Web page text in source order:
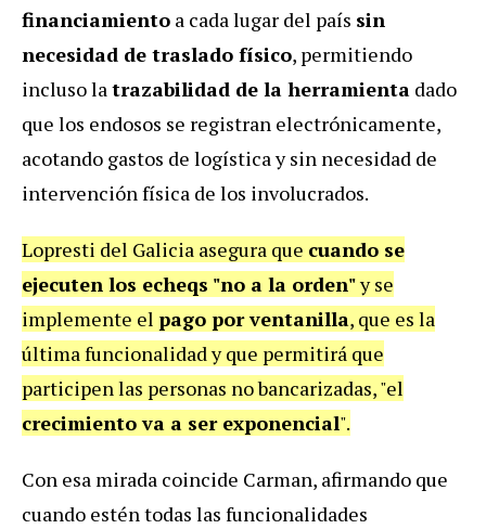
financiamiento a cada lugar del país sin
necesidad de traslado físico, permitiendo
incluso latrazabilidad de la herramienta dado
que los endosos se registran electrónicamente,
acotando gastos de logística y sin necesidad de
intervención física de los involucrados.
Lopresti del Galicia asegura que cuando se
ejecuten los echeqs "no a la orden"y se
implemente el pago por ventanilla, que es la
última funcionalidad y que permitirá que
participen las personas no bancarizadas, "el
crecimiento va a ser exponencial".
Con esa mirada coincide Carman, afirmando que
cuando estén todas las funcionalidades